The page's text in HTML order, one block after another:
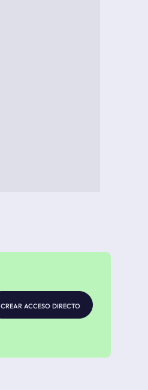
crear acceso directo